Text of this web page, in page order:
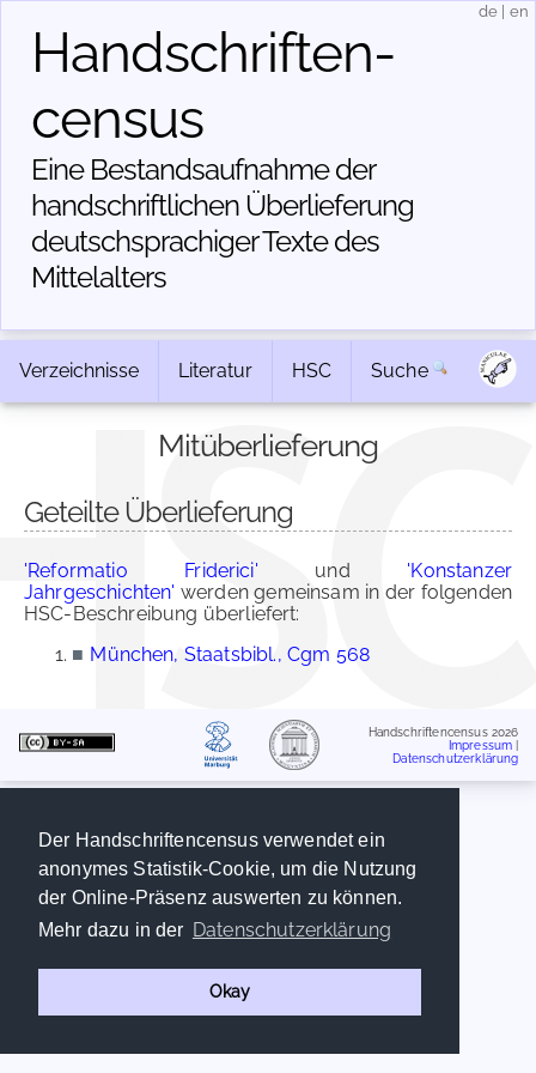
Der Handschriftencensus verwendet ein
anonymes Statistik-Cookie, um die Nutzung
der Online-Präsenz auswerten zu können.
Mehr dazu in der Datenschutzerklärung
Okay
Handschriften­
census
Eine Bestandsaufnahme der
handschriftlichen Über­lieferung
deutschsprachiger Texte des
Mittelalters
de en
Verzeichnisse Literatur HSC Suche
Mitüberlieferung
Geteilte Überlieferung
'Reformatio Friderici' und 'Konstanzer
Jahrgeschichten' werden gemeinsam in der folgenden
HSC-Beschreibung überliefert:
■ München, Staatsbibl., Cgm 568
Handschriftencensus 2026
Impressum
Datenschutzerklärung